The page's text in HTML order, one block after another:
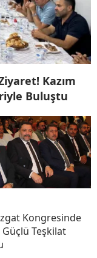
Kazım
Buluştu
Kongresinde
Teşkilat